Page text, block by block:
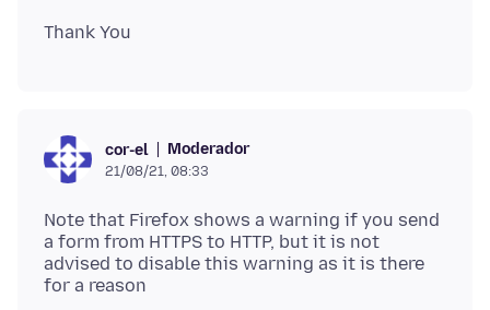
cor-el Moderador
21/08/21, 08:33
Note that Firefox shows a warning if you send
a form from HTTPS to HTTP, but it is not
advised to disable this warning as it is there